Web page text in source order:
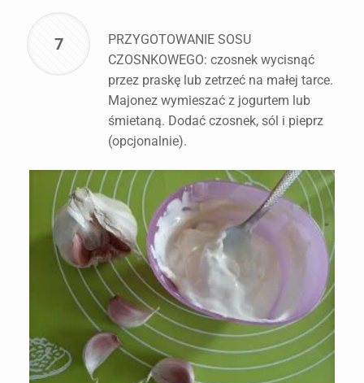
7
PRZYGOTOWANIE SOSU
CZOSNKOWEGO: czosnek wycisnąć
przez praskę lub zetrzeć na małej tarce.
Majonez wymieszać z jogurtem lub
śmietaną. Dodać czosnek, sól i pieprz
(opcjonalnie).